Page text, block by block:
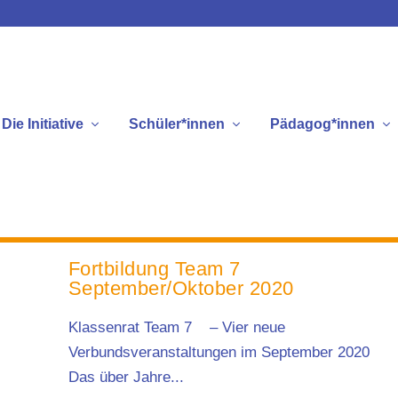
Die Initiative Schüler*innen Pädagog*innen
Fortbildung Team 7
September/Oktober 2020
Klassenrat Team 7 – Vier neue
Verbundsveranstaltungen im September 2020
Das über Jahre...